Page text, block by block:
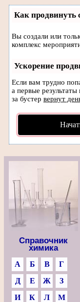
Как продвинуть
Вы создали или
комплекс
Ускорение
Если вам трудно
а первые
за бустер вернут
Справочник
химика
А Б В
Г
Д
Е Ж
З
И
К Л
М